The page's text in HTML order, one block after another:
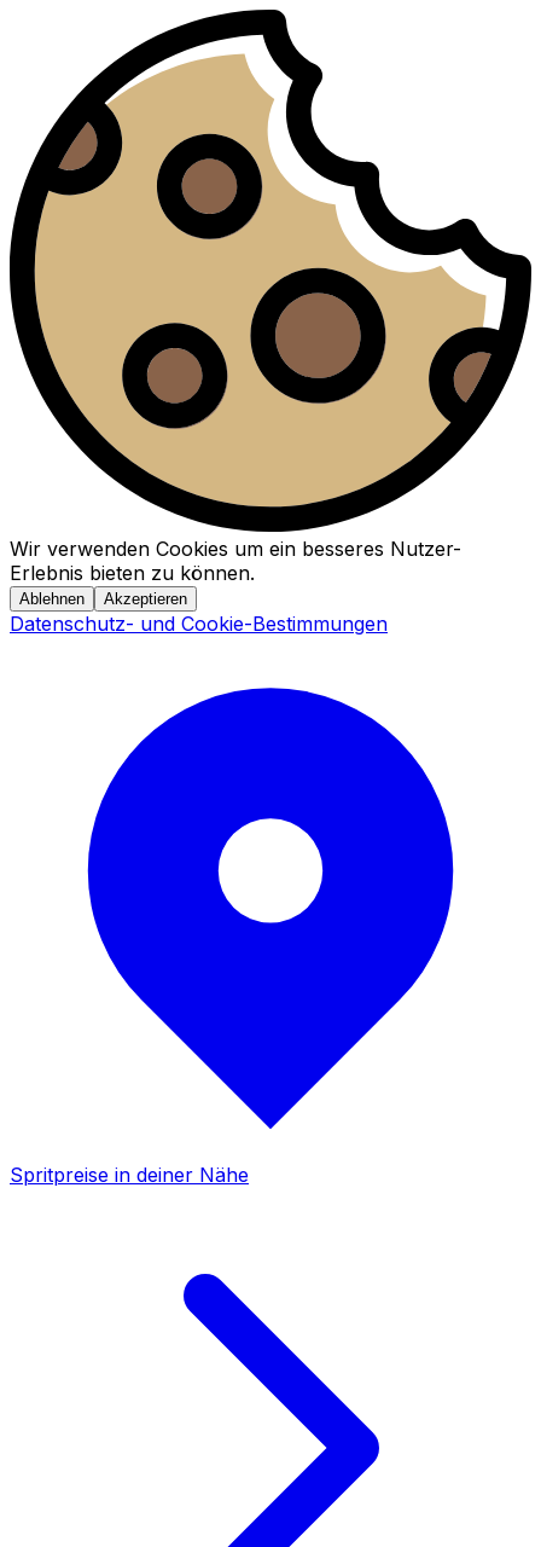
Wir verwenden Cookies um ein besseres Nutzer-
Erlebnis bieten zu können.
Ablehnen Akzeptieren
Datenschutz- und Cookie-Bestimmungen
Spritpreise in deiner Nähe